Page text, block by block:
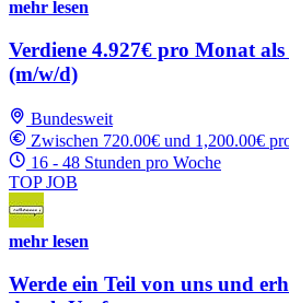
mehr lesen
Verdiene 4.927€ pro Monat
(m/w/d)
Bundesweit
Zwischen 720.00€ und 1,200.00€
16 - 48 Stunden pro Woche
TOP JOB
mehr lesen
Werde ein Teil von uns und